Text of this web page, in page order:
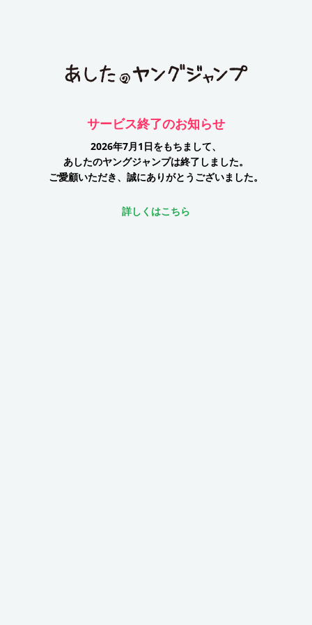
サービス終了のお知らせ
2026年7月1日をもちまして、
あしたのヤングジャンプは終了しました。
ご愛顧いただき、誠にありがとうございました。
詳しくはこちら